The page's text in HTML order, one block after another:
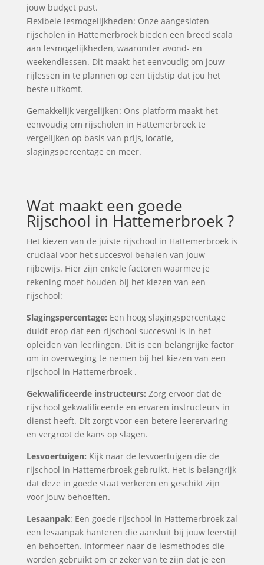
jouw budget past.
Flexibele lesmogelijkheden: Onze aangesloten
rijscholen in Hattemerbroek bieden een breed scala
aan lesmogelijkheden, waaronder avond- en
weekendlessen. Dit maakt het eenvoudig om jouw
rijlessen in te plannen op een tijdstip dat jou het
beste uitkomt.
Gemakkelijk vergelijken: Ons platform maakt het
eenvoudig om rijscholen in Hattemerbroek te
vergelijken op basis van prijs, locatie,
slagingspercentage en meer.
Wat maakt een goede
Rijschool in Hattemerbroek ?
Het kiezen van de juiste rijschool in Hattemerbroek is
cruciaal voor het succesvol behalen van jouw
rijbewijs. Hier zijn enkele factoren waarmee je
rekening moet houden bij het kiezen van een
rijschool:
Slagingspercentage: Een hoog slagingspercentage
duidt erop dat een rijschool succesvol is in het
opleiden van leerlingen. Dit is een belangrijke factor
om in overweging te nemen bij het kiezen van een
rijschool in Hattemerbroek .
Gekwalificeerde instructeurs: Zorg ervoor dat de
rijschool gekwalificeerde en ervaren instructeurs in
dienst heeft. Dit zorgt voor een betere leerervaring
en vergroot de kans op slagen.
Lesvoertuigen: Kijk naar de lesvoertuigen die de
rijschool in Hattemerbroek gebruikt. Het is belangrijk
dat deze in goede staat verkeren en geschikt zijn
voor jouw behoeften.
Lesaanpak: Een goede rijschool in Hattemerbroek zal
een lesaanpak hanteren die aansluit bij jouw leerstijl
en behoeften. Informeer naar de lesmethodes die
worden gebruikt om er zeker van te zijn dat je een